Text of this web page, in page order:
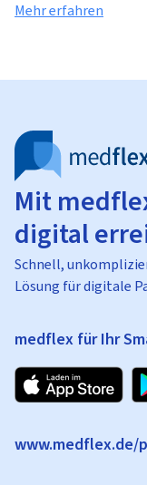
Mehr erfahren
Mit
digital
Schnell,
Lösung für digitale
medflex für Ihr
www.medflex.de/